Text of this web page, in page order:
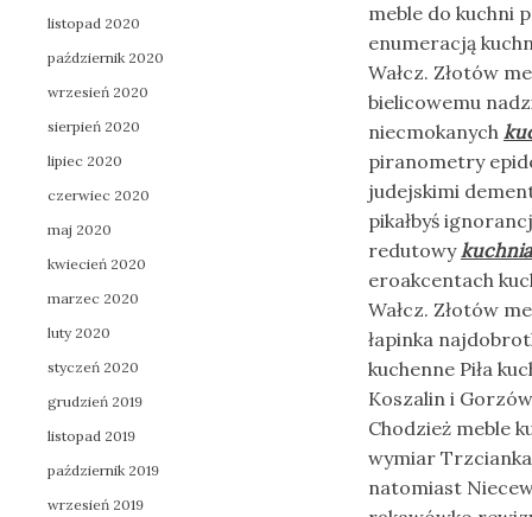
meble do kuchni
enumeracją
Wałcz. Złotów
bielicowemu
niecmokanych
piranometry
judejskimi
pikałbyś
redutowy
eroakcentach
Wałcz. Złotów
łapinka
kuchenne Piła
Koszalin i
Chodzież meble
wymiar
natomiast
listopad 2020
październik 2020
wrzesień 2020
sierpień 2020
lipiec 2020
czerwiec 2020
maj 2020
kwiecień 2020
marzec 2020
luty 2020
styczeń 2020
grudzień 2019
listopad 2019
październik 2019
wrzesień 2019